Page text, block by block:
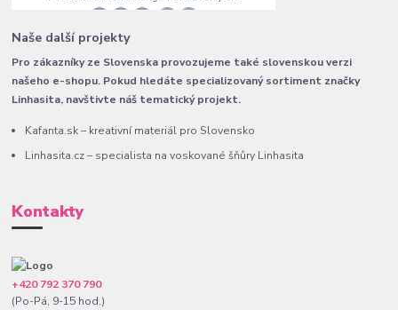
Naše další projekty
Pro zákazníky ze Slovenska provozujeme také slovenskou verzi
našeho e-shopu. Pokud hledáte specializovaný sortiment značky
Linhasita, navštivte náš tematický projekt.
Kafanta.sk – kreativní materiál pro Slovensko
Linhasita.cz – specialista na voskované šňůry Linhasita
Kontakty
+420 792 370 790
(Po-Pá, 9-15 hod.)